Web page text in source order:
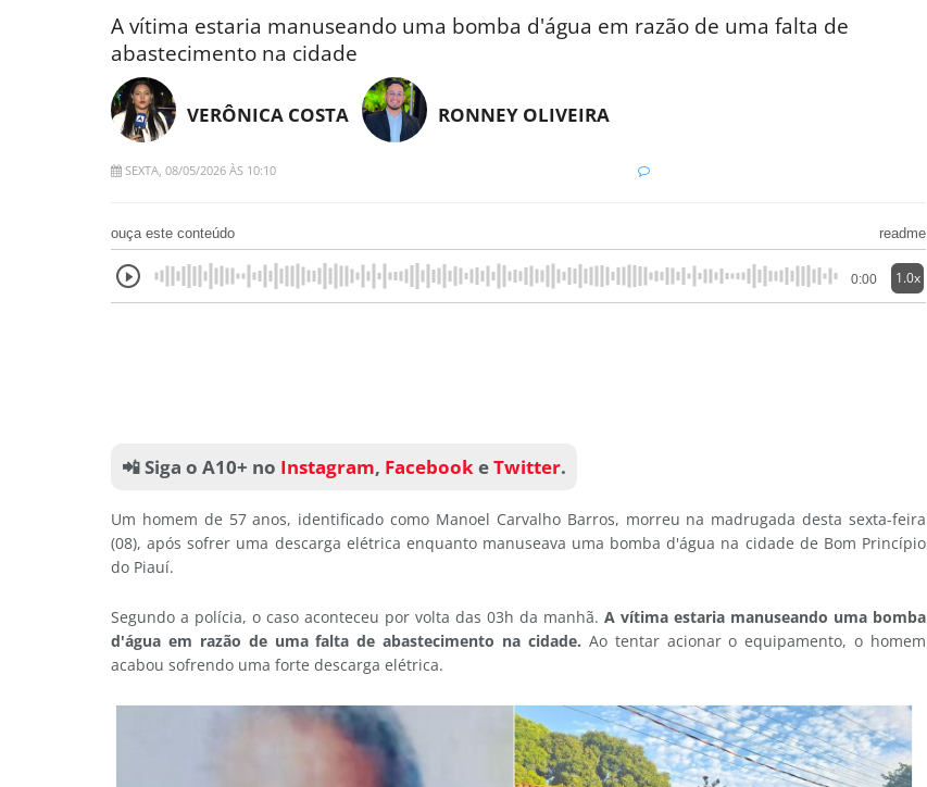
A vítima estaria manuseando uma bomba d'água em razão de uma falta de
abastecimento na cidade
VERÔNICA COSTA RONNEY OLIVEIRA
SEXTA, 08/05/2026 ÀS 10:10
ouça este conteúdo readme
0:00 1.0x
📲 Siga o A10+ no Instagram, FacebookeTwitter.
Um homem de 57 anos, identificado como Manoel Carvalho Barros, morreu na madrugada desta sexta-feira
(08), após sofrer uma descarga elétrica enquanto manuseava uma bomba d'água na cidade de Bom Princípio
do Piauí.
Segundo a polícia, o caso aconteceu por volta das 03h da manhã. A vítima estaria manuseando uma bomba
d'água em razão de uma falta de abastecimento na cidade. Ao tentar acionar o equipamento, o homem
acabou sofrendo uma forte descarga elétrica.